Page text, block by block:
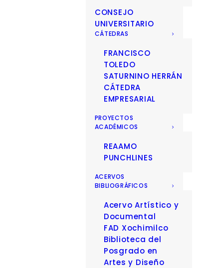
CONSEJO
UNIVERSITARIO
CÁTEDRAS
FRANCISCO
TOLEDO
SATURNINO HERRÁN
CÁTEDRA
EMPRESARIAL
PROYECTOS
ACADÉMICOS
REAAMO
PUNCHLINES
ACERVOS
BIBLIOGRÁFICOS
Acervo Artístico y
Documental
FAD Xochimilco
Biblioteca del
Posgrado en
Artes y Diseño